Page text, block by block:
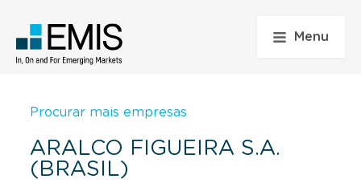
Menu
Procurar mais empresas
ARALCO FIGUEIRA S.A.
(BRASIL)